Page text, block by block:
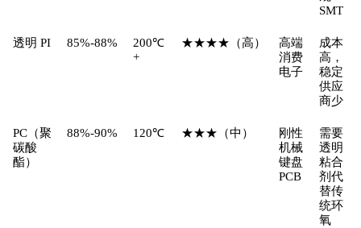
SMT
透明 PI 85%-88%
200℃
+
★★★★（高）
高端
消费
电子
成本
高，
稳定
供应
商少
PC（聚
碳酸
酯）
88%-90% 120℃ ★★★（中）
刚性
机械
键盘
PCB
需要
透明
粘合
剂代
替传
统环
氧